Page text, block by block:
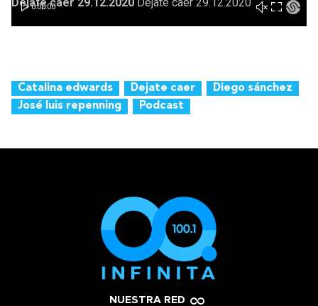
Catalina edwards Dejate caer
Diego sánchez
José luis repenning
Podcast
NUESTRA RED